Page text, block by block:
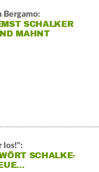
Bergamo:
SCHALKER
MAHNT
los!":
SCHALKE-